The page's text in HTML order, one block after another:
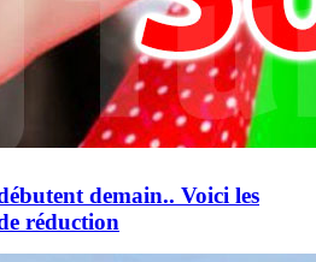
demain.. Voici les
réduction